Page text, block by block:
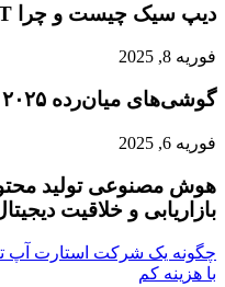
دیپ سیک چیست و چرا ChatGPT باید نگران باشد؟
فوریه 8, 2025
گوشی‌های میان‌رده ۲۰۲۵ که ارزش خرید دارند
فوریه 6, 2025
هوش مصنوعی تولید
بازاریابی و خلاقیت
چگونه یک شرکت استارت آپ
با هزینه کم